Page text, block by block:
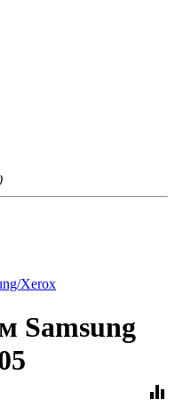
Xerox
Samsung
equalizer